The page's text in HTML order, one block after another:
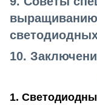
10.
1.